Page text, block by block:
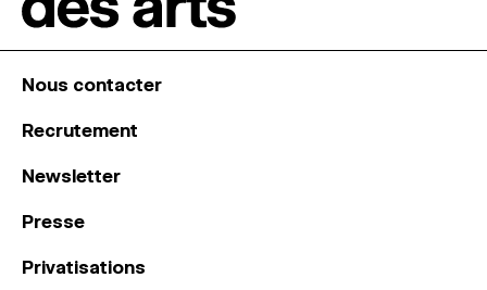
Nous contacter
Recrutement
Newsletter
Presse
Privatisations